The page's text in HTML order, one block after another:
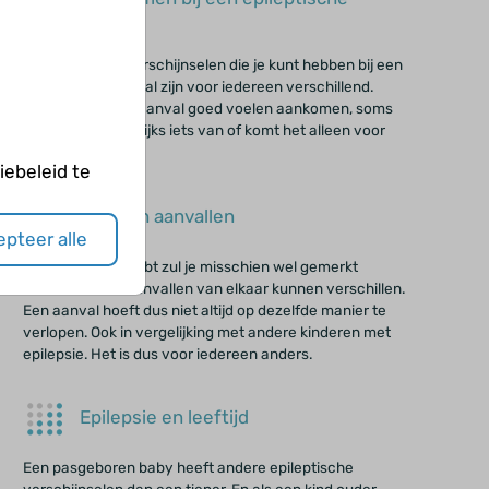
De klachten of verschijnselen die je kunt hebben bij een
epileptische aanval zijn voor iedereen verschillend.
Soms kun je een aanval goed voelen aankomen, soms
merk je er nauwelijks iets van of komt het alleen voor
Soorten aanvallen
Als je epilepsie hebt zul je misschien wel gemerkt
hebben dat de aanvallen van elkaar kunnen verschillen.
Een aanval hoeft dus niet altijd op dezelfde manier te
verlopen. Ook in vergelijking met andere kinderen met
epilepsie. Het is dus voor iedereen anders.
Epilepsie en leeftijd
Een pasgeboren baby heeft andere epileptische
te
alle